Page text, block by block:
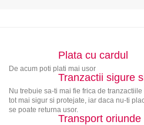
Plata cu cardul
De acum poti plati mai usor
Tranzactii sigure
Nu trebuie sa-ti mai fie frica de
tot mai sigur si protejate, iar daca nu-ti
se poate returna usor.
Transport oriunde